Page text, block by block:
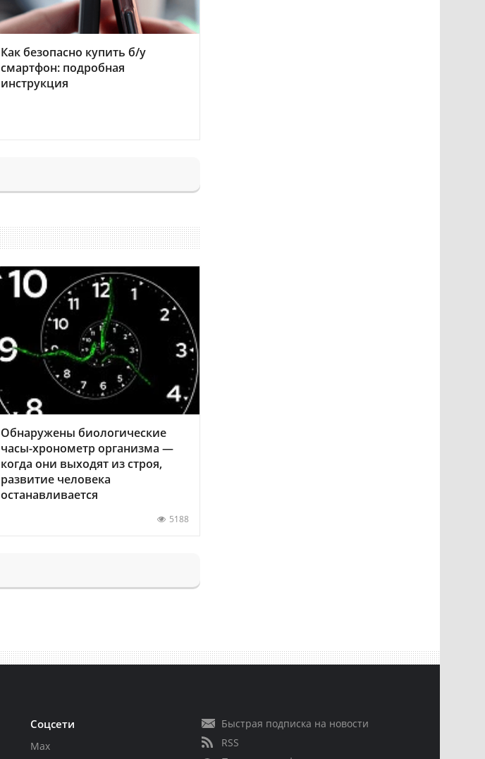
Как безопасно купить б/у
смартфон: подробная
инструкция
Обнаружены биологические
часы-хронометр организма —
когда они выходят из строя,
развитие человека
останавливается
5188
Соцсети
Max
Быстрая подписка на новости
RSS